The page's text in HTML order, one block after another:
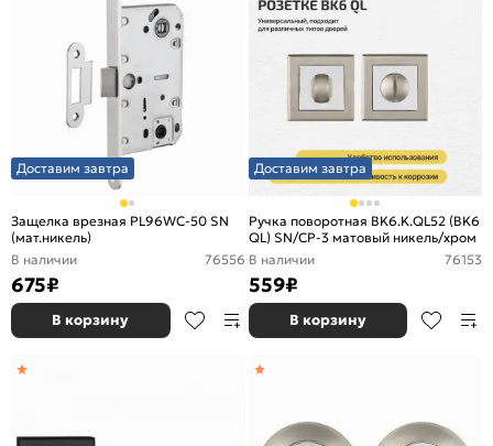
Доставим завтра
Защелка врезная PL96WC-50 SN
(мат.никель)
В наличии
76556
675₽
В корзину
Доставим завтра
Ручка поворотная BK6.K.QL52 (BK6
QL) SN/CP-3 матовый никель/хром
В наличии
76153
559₽
В корзину